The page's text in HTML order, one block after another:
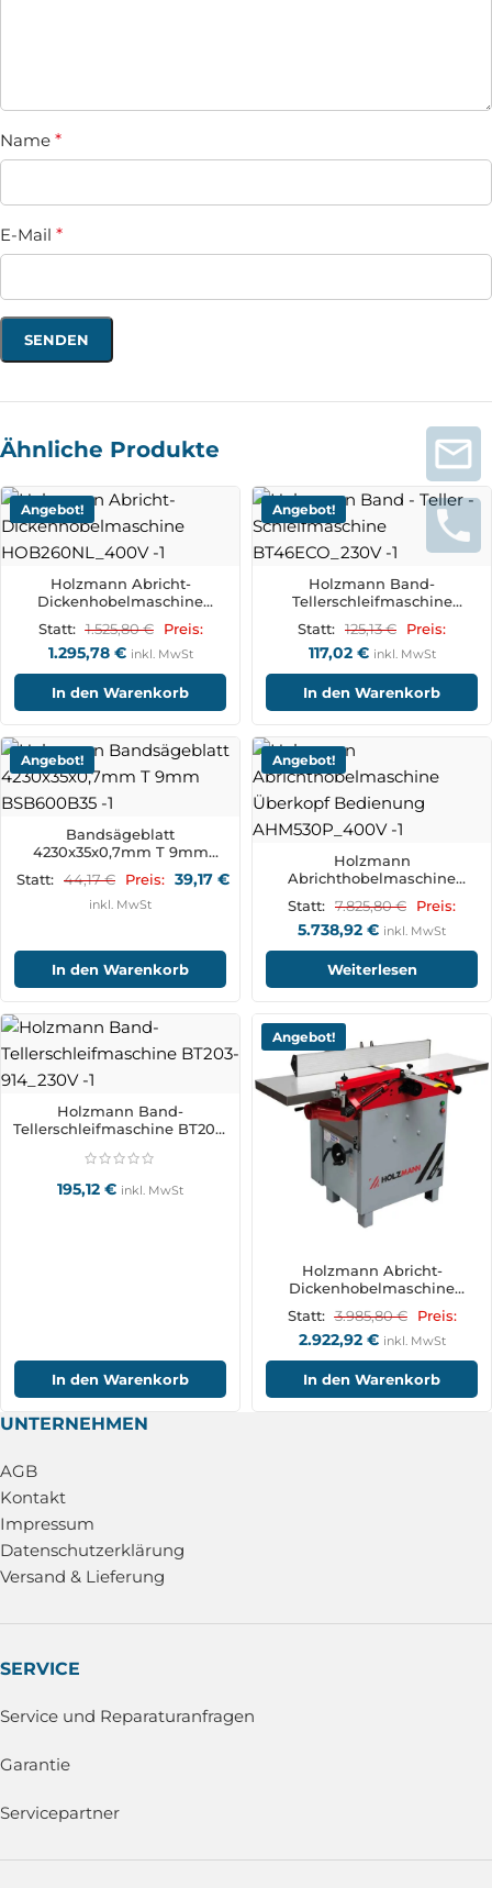
Name *
E-Mail *
Ähnliche Produkte
Angebot!
Holzmann Abricht-
Dickenhobelmaschine
HOB260NL_400V
Statt: 1.525,80€ Preis:
1.295,78 € inkl. MwSt
In den Warenkorb
Angebot!
Holzmann Band-
Tellerschleifmaschine
BT46ECO_230V
Statt: 125,13€ Preis:
117,02 € inkl. MwSt
In den Warenkorb
Angebot!
Bandsägeblatt
4230x35x0,7mm T 9mm
BSB600B35
Statt: 44,17€ Preis: 39,17 €
inkl. MwSt
In den Warenkorb
Angebot!
Holzmann
Abrichthobelmaschine
Überkopf Bedienung
AHM530P_400V
Statt: 7.825,80€ Preis:
5.738,92 € inkl. MwSt
Weiterlesen
Holzmann Band-
Tellerschleifmaschine BT203-
195,12 € inkl. MwSt
In den Warenkorb
Angebot!
Holzmann Abricht-
Dickenhobelmaschine
HOB410N_400V
Statt: 3.985,80€ Preis:
2.922,92 € inkl. MwSt
In den Warenkorb
UNTERNEHMEN
AGB
Kontakt
Impressum
Datenschutzerklärung
Versand & Lieferung
SERVICE
Service und Reparaturanfragen
Garantie
Servicepartner